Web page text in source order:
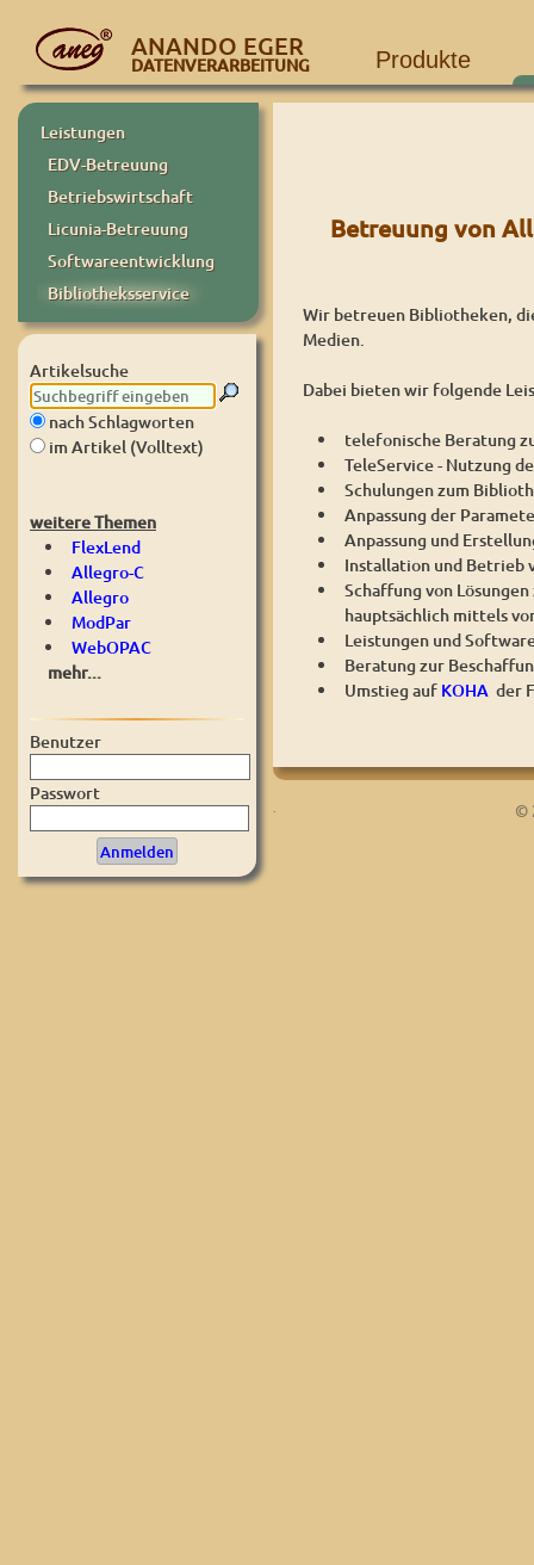
ANANDO EGER
DATENVERARBEITUNG Produkte
Leistungen
EDV-Betreuung
Betriebswirtschaft
Licunia-Betreuung
Softwareentwicklung
Bibliotheksservice
Artikelsuche
nach Schlagworten
im Artikel (Volltext)
weitere Themen
FlexLend
Allegro-C
Allegro
ModPar
WebOPAC
mehr...
Benutzer
Passwort
Betreuung von
Wir betreuen Bibliotheken,
Medien.
Dabei bieten wir folgende
telefonische Beratung
TeleService - Nutzung
Schulungen zum
Anpassung der
Anpassung und
Installation und Betrieb
Schaffung von
hauptsächlich mittels
Leistungen und
Beratung zur
Umstieg auf KOHA der
©